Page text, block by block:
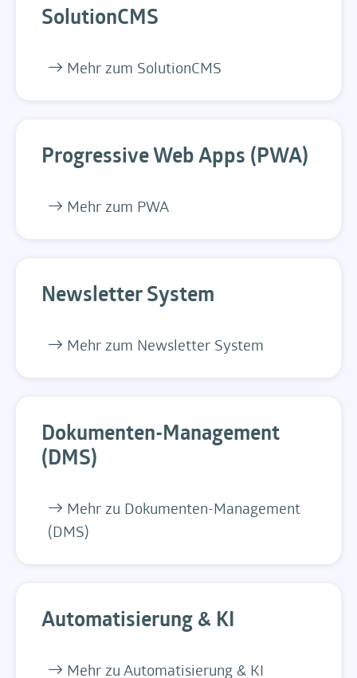
SolutionCMS
Mehr zum SolutionCMS
Progressive Web Apps (PWA)
Mehr zum PWA
Newsletter System
Mehr zum Newsletter System
Dokumenten-Management
(DMS)
Mehr zu Dokumenten-Management
(DMS)
Automatisierung & KI
Mehr zu Automatisierung & KI